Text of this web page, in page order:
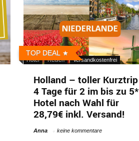
TOP DEAL
Hotel Reisen Versandkostenfrei
Holland – toller Kurztrip
4 Tage für 2 im bis zu 5*
Hotel nach Wahl für
28,79€ inkl. Versand!
Anna keine kommentare